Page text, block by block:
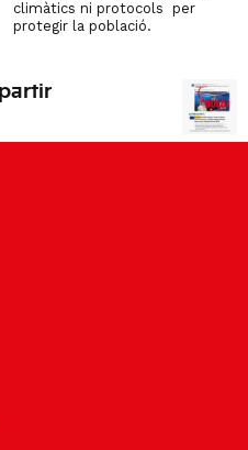
climàtics ni protocols per
protegir la població.